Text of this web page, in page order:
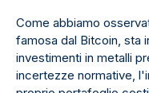
Come abbiamo
famosa dal Bitcoin, sta
investimenti in metalli
incertezze normative,